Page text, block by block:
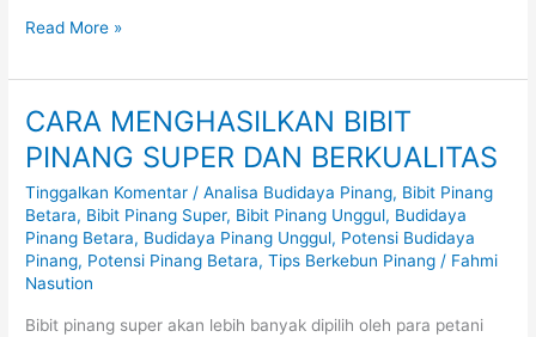
Read More »
CARA MENGHASILKAN BIBIT
PINANG SUPER DAN BERKUALITAS
Tinggalkan Komentar /Analisa Budidaya Pinang, Bibit Pinang
Betara, Bibit Pinang Super, Bibit Pinang Unggul, Budidaya
Pinang Betara, Budidaya Pinang Unggul, Potensi Budidaya
Pinang, Potensi Pinang Betara,Tips Berkebun Pinang / Fahmi
Nasution
Bibit pinang super akan lebih banyak dipilih oleh para petani
CARA
MENGHASILKAN
BIBIT
PINANG
SUPER
DAN
BERKUALITAS